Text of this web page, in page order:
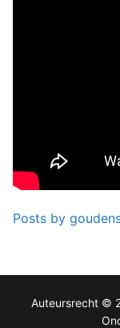
Posts by
Auteursrecht ©